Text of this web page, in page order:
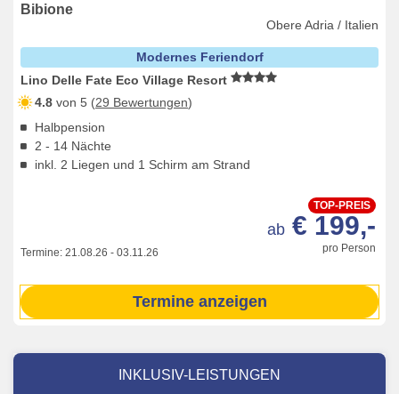
Bibione
Obere Adria / Italien
Modernes Feriendorf
Lino Delle Fate Eco Village Resort
4.8 von 5 (29 Bewertungen)
Halbpension
2 - 14 Nächte
inkl. 2 Liegen und 1 Schirm am Strand
Termine: 21.08.26 - 03.11.26
TOP-PREIS
pro Person
ab € 199,-
Termine anzeigen
INKLUSIV-LEISTUNGEN